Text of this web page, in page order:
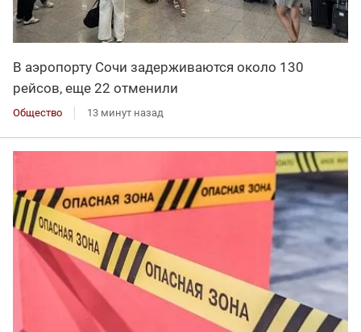
В аэропорту Сочи задерживаются около 130
рейсов, еще 22 отменили
Общество 13 минут назад